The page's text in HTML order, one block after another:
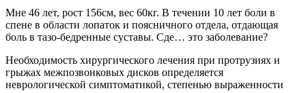
Мне 46 лет, рост 156см, вес 60кг. В течении 10 лет боли в
спене в области лопаток и поясничного отдела, отдающая
боль в тазо-бедренные суставы. Сде… это заболевание?
Необходимость хирургического лечения при протрузиях и
грыжах межпозвонковых дисков определяется
неврологической симптоматикой, степенью выраженности